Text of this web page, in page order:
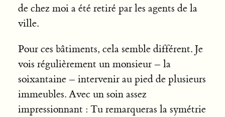
de chez moi a été retiré par les agents de la
ville.
Pour ces bâtiments, cela semble différent. Je
vois régulièrement un monsieur – la
soixantaine – intervenir au pied de plusieurs
immeubles. Avec un soin assez
impressionnant : Tu remarqueras la symétrie